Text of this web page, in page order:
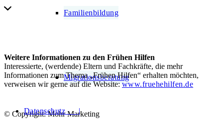
Familienbildung
Migrationsberatung
Weitere Informationen zu den Frühen Hilfen
Interessierte, (werdende) Eltern und Fachkräfte, die mehr
Informationen zum Thema „Frühen Hilfen“ erhalten möchten,
verweisen wir gerne auf die Website: www.fruehehilfen.de
© Copyright: Mohr Marketing
Datenschutz |